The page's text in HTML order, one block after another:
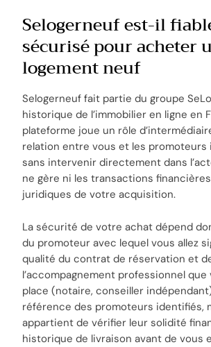
Selogerneuf est-il
sécurisé pour acheter
logement neuf
Selogerneuf fait partie du groupe
historique de l’immobilier en ligne en
plateforme joue un rôle
relation entre vous et les promoteurs
sans intervenir directement dans
ne gère ni les transactions
juridiques de votre acquisition.
La sécurité de votre achat dépend
du promoteur avec lequel vous allez
qualité du contrat de réservation et
l’accompagnement professionnel
place (notaire, conseiller
référence des promoteurs identifiés,
appartient de vérifier leur solidité
historique de livraison avant de vous